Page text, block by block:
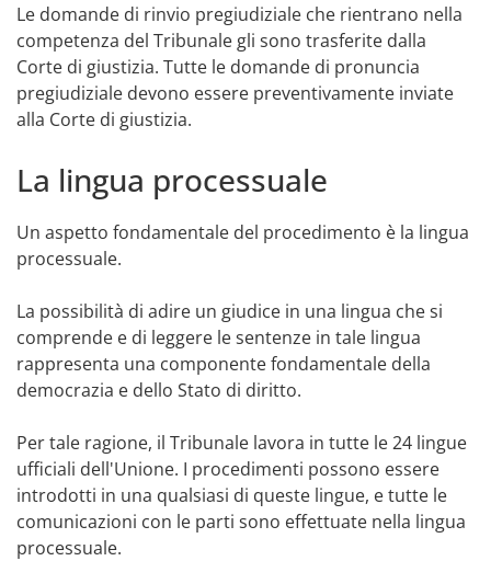
Le domande di rinvio pregiudiziale che rientrano nella
competenza del Tribunale gli sono trasferite dalla
Corte di giustizia. Tutte le domande di pronuncia
pregiudiziale devono essere preventivamente inviate
alla Corte di giustizia.
La lingua processuale
Un aspetto fondamentale del procedimento è la lingua
processuale.
La possibilità di adire un giudice in una lingua che si
comprende e di leggere le sentenze in tale lingua
rappresenta una componente fondamentale della
democrazia e dello Stato di diritto.
Per tale ragione, il Tribunale lavora in tutte le 24 lingue
ufficiali dell'Unione. I procedimenti possono essere
introdotti in una qualsiasi di queste lingue, e tutte le
comunicazioni con le parti sono effettuate nella lingua
processuale.